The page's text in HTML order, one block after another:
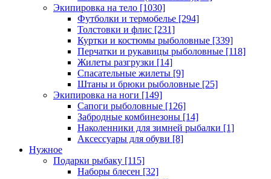
Экипировка на тело [1030]
Футболки и термобелье [294]
Толстовки и флис [231]
Куртки и костюмы рыболовные [339]
Перчатки и рукавицы рыболовные [118]
Жилеты разгрузки [14]
Спасательные жилеты [9]
Штаны и брюки рыболовные [25]
Экипировка на ноги [149]
Сапоги рыболовные [126]
Забродные комбинезоны [14]
Наколенники для зимней рыбалки [1]
Аксессуары для обуви [8]
Нужное
Подарки рыбаку [115]
Наборы блесен [32]